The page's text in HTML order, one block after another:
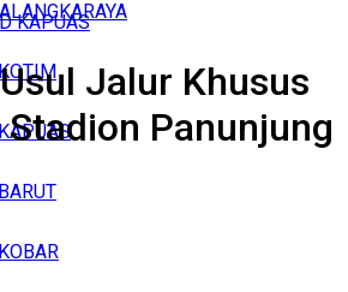
KAPUAS
Jalur Khusus
Panunjung